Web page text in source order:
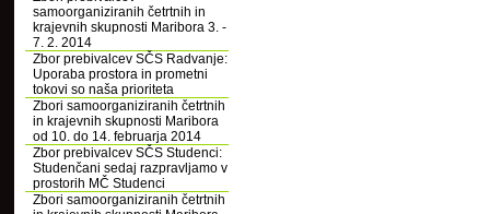
samoorganiziranih četrtnih in
krajevnih skupnosti Maribora 3. -
7. 2. 2014
Zbor prebivalcev SČS Radvanje:
Uporaba prostora in prometni
tokovi so naša prioriteta
Zbori samoorganiziranih četrtnih
in krajevnih skupnosti Maribora
od 10. do 14. februarja 2014
Zbor prebivalcev SČS Studenci:
Studenčani sedaj razpravljamo v
prostorih MČ Studenci
Zbori samoorganiziranih četrtnih